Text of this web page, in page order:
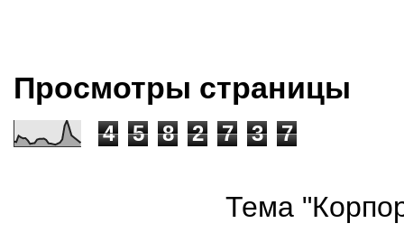
Просмотры страницы
4 5 8 2 7 3 7
Тема